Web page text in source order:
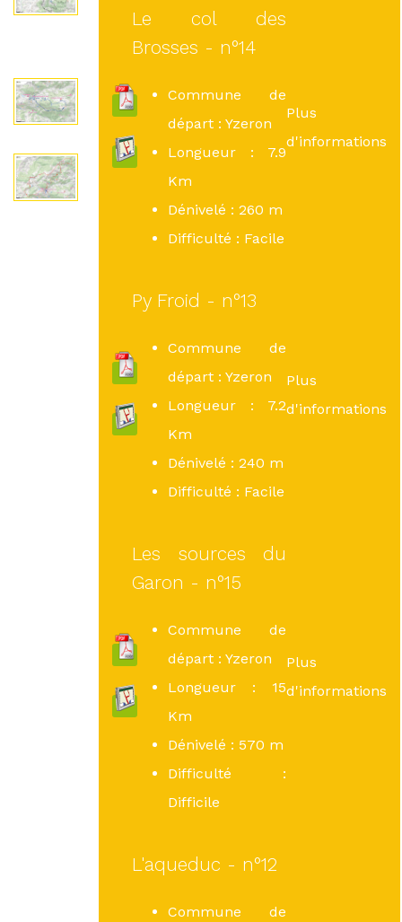
Le col des
Brosses - n°14
Commune de
départ : Yzeron
Longueur : 7.9
Km
Dénivelé : 260 m
Difficulté : Facile
Plus
d'informations
Py Froid - n°13
Commune de
départ : Yzeron
Longueur : 7.2
Km
Dénivelé : 240 m
Difficulté : Facile
Plus
d'informations
Les sources du
Garon - n°15
Commune de
départ : Yzeron
Longueur : 15
Km
Dénivelé : 570 m
Difficulté :
Difficile
Plus
d'informations
L'aqueduc - n°12
Commune de